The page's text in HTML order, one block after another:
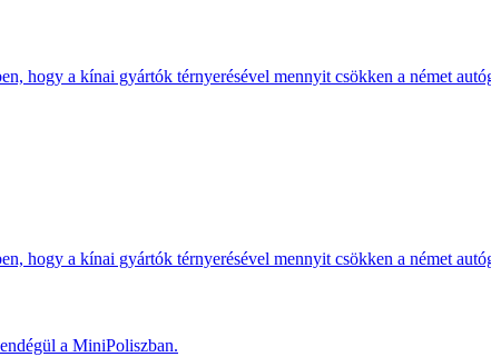
hogy a kínai gyártók térnyerésével mennyit csökken a német
hogy a kínai gyártók térnyerésével mennyit csökken a német
a MiniPoliszban.